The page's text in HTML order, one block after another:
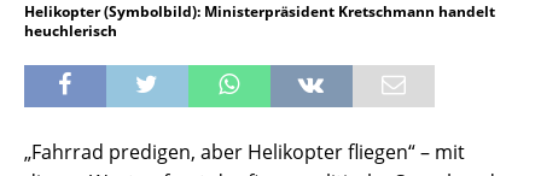
Helikopter (Symbolbild): Ministerpräsident Kretschmann handelt
heuchlerisch
„Fahrrad predigen, aber Helikopter fliegen“ – mit